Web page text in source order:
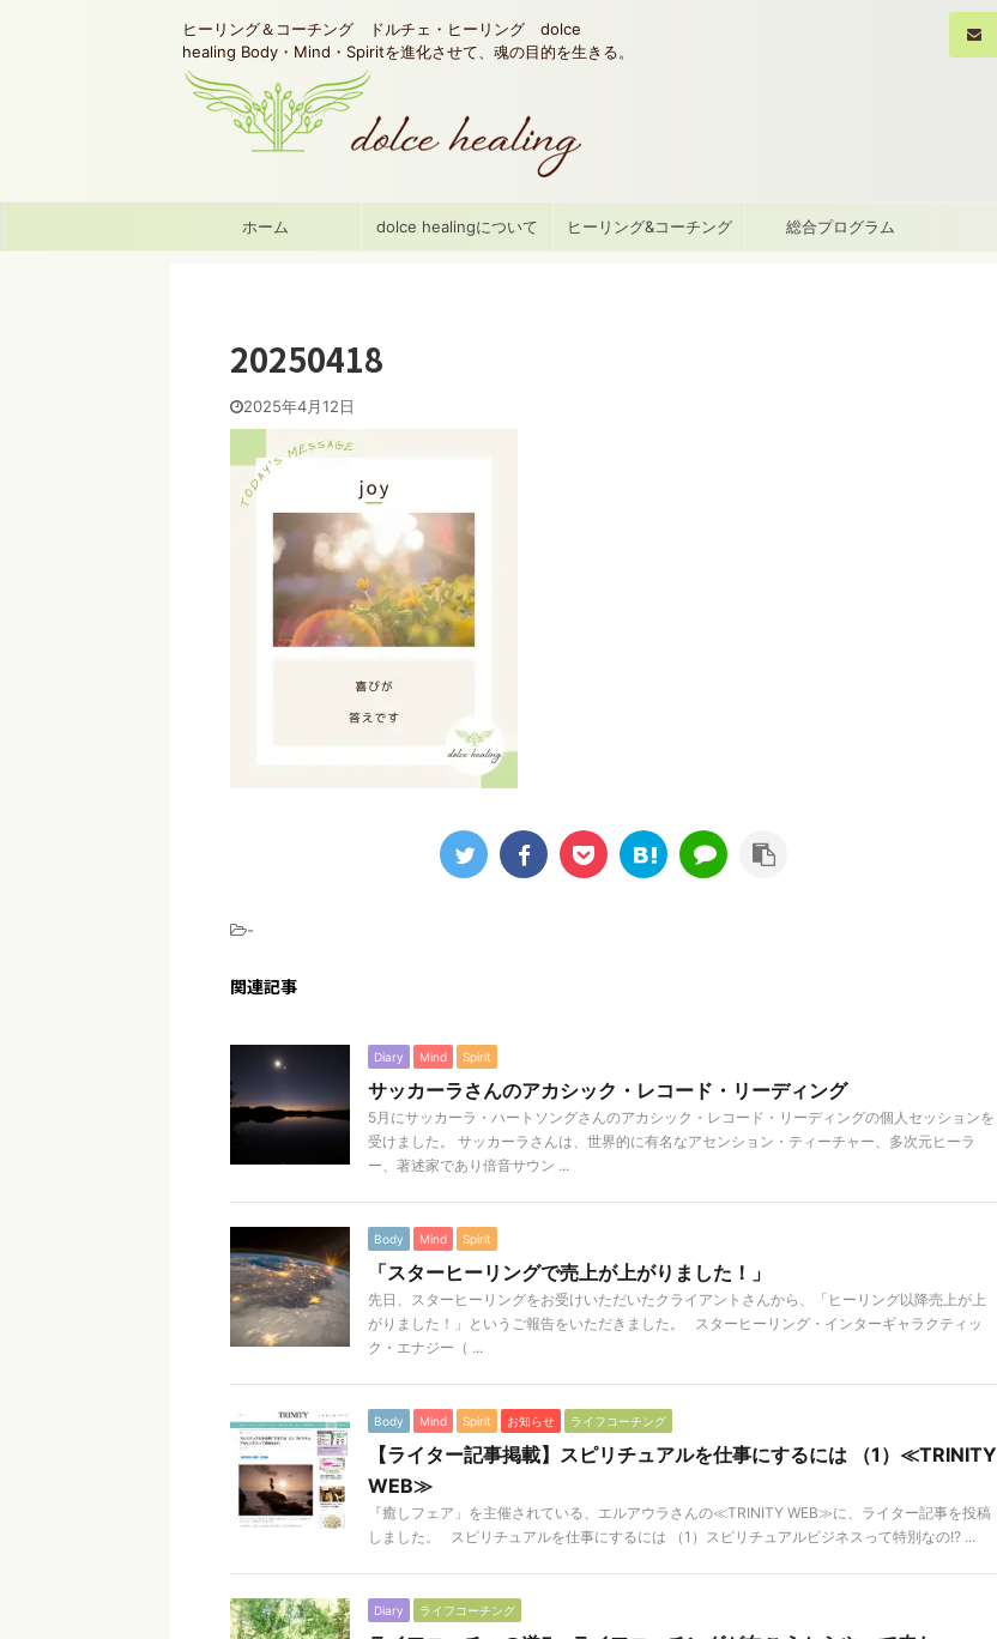
ヒーリング＆コーチング ドルチェ・ヒーリング dolce
healing Body・Mind・Spiritを進化させて、魂の目的を生きる。
ホーム dolce healingについて ヒーリング&コーチング 総合プログラム
20250418
2025年4月12日
-
関連記事
Diary Mind Spirit
サッカーラさんのアカシック・レコード・リーディング
5月にサッカーラ・ハートソングさんのアカシック・レコード・リーディングの個人セッションを
受けました。 サッカーラさんは、世界的に有名なアセンション・ティーチャー、多次元ヒーラ
ー、著述家であり倍音サウン ...
Body Mind Spirit
「スターヒーリングで売上が上がりました！」
先日、スターヒーリングをお受けいただいたクライアントさんから、「ヒーリング以降売上が上
がりました！」というご報告をいただきました。 スターヒーリング・インターギャラクティッ
ク・エナジー（ ...
Body Mind Spirit お知らせ ライフコーチング
【ライター記事掲載】スピリチュアルを仕事にするには （1）≪TRINITY
WEB≫
『癒しフェア」を主催されている、エルアウラさんの≪TRINITY WEB≫に、ライター記事を投稿
しました。 スピリチュアルを仕事にするには （1）スピリチュアルビジネスって特別なの!? ...
Diary ライフコーチング